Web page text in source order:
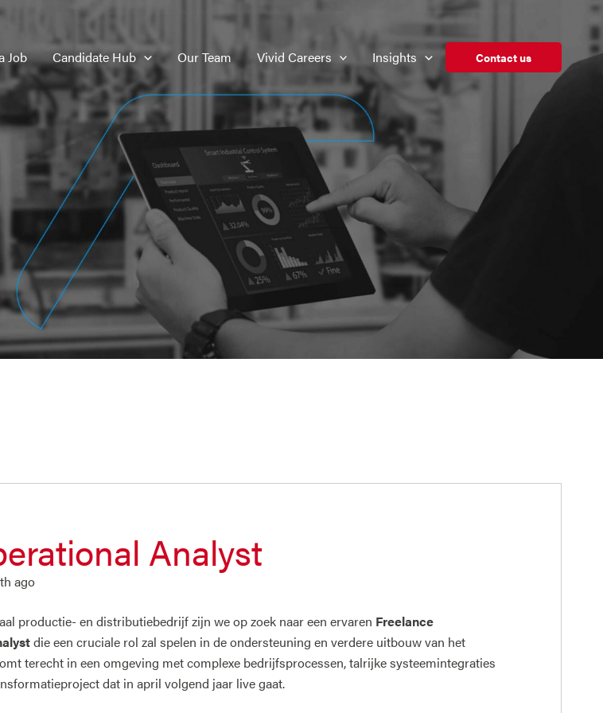
Job Candidate Hub Our Team Vivid Careers Insights Contact us
Analyst
ago
productie- en distributiebedrijf zijn we op zoek naar een ervaren Freelance
die een cruciale rol zal spelen in de ondersteuning en verdere uitbouw van het
terecht in een omgeving met complexe bedrijfsprocessen, talrijke systeemintegraties
dat in april volgend jaar live gaat.